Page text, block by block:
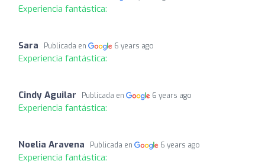
Experiencia fantástica:
Sara Publicada en 6 years ago
Experiencia fantástica:
Cindy Aguilar Publicada en 6 years ago
Experiencia fantástica:
Noelia Aravena Publicada en 6 years ago
Experiencia fantástica: